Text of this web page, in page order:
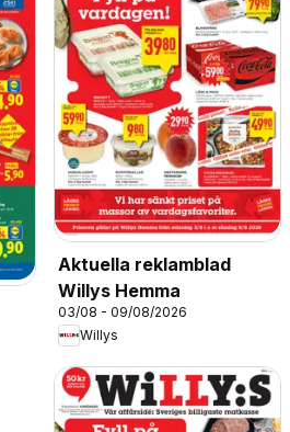
Aktuella reklamblad
Willys Hemma
03/08 - 09/08/2026
Willys